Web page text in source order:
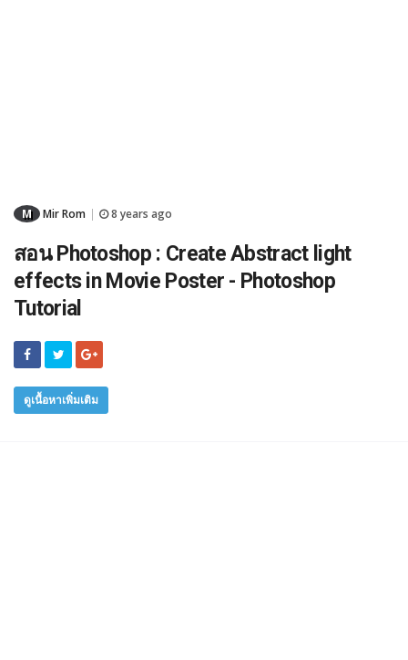
M Mir Rom 8 years ago
สอน Photoshop : Create Abstract light
effects in Movie Poster - Photoshop
Tutorial
ดูเนื้อหาเพิ่มเติม